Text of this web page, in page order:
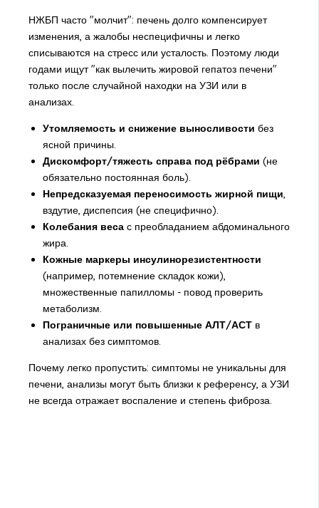
НЖБП часто "молчит": печень долго компенсирует
изменения, а жалобы неспецифичны и легко
списываются на стресс или усталость. Поэтому люди
годами ищут "как вылечить жировой гепатоз печени"
только после случайной находки на УЗИ или в
анализах.
Утомляемость и снижение выносливости без
ясной причины.
Дискомфорт/тяжесть справа под рёбрами (не
обязательно постоянная боль).
Непредсказуемая переносимость жирной пищи,
вздутие, диспепсия (не специфично).
Колебания весас преобладанием абдоминального
жира.
Кожные маркеры инсулинорезистентности
(например, потемнение складок кожи),
множественные папилломы - повод проверить
метаболизм.
Пограничные или повышенные АЛТ/АСТв
анализах без симптомов.
Почему легко пропустить: симптомы не уникальны для
печени, анализы могут быть близки к референсу, а УЗИ
не всегда отражает воспаление и степень фиброза.